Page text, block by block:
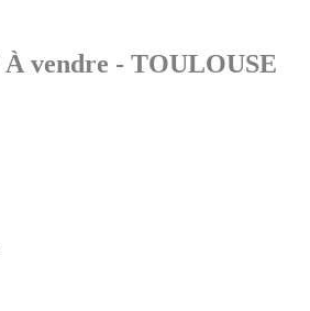
À vendre - TOULOUSE